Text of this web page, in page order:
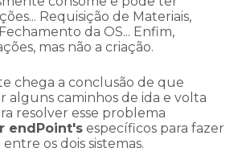
Requisição de Materiais,
da OS... Enfim,
mas não a criação.
chega a conclusão de que
alguns caminhos de ida e volta
resolver esse problema
endPoint's específicos para fazer
os dois sistemas.